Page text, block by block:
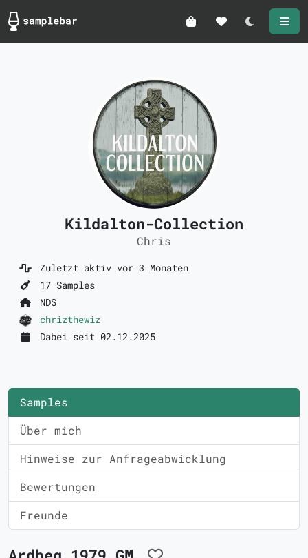
Darkmode
Kildalton-Collection
Chris
Zuletzt aktiv vor 3 Monaten
17 Samples
NDS
chrizthewiz
Dabei seit 02.12.2025
Samples
Über mich
Hinweise zur Anfrageabwicklung
Bewertungen
Freunde